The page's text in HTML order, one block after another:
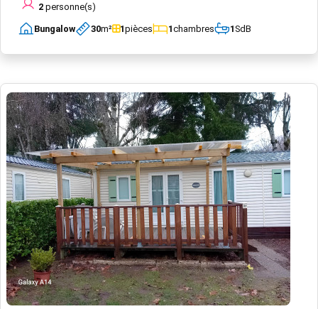
2 personne(s)
Bungalow 30m² 1pièces 1chambres 1SdB